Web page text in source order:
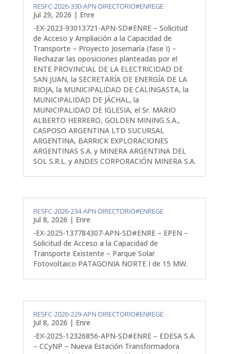
RESFC-2026-330-APN-DIRECTORIO#ENREGE
Jul 29, 2026 | Enre
-EX-2023-93013721-APN-SD#ENRE – Solicitud
de Acceso y Ampliación a la Capacidad de
Transporte – Proyecto Josemaría (fase I) –
Rechazar las oposiciones planteadas por el
ENTE PROVINCIAL DE LA ELECTRICIDAD DE
SAN JUAN, la SECRETARÍA DE ENERGÍA DE LA
RIOJA, la MUNICIPALIDAD DE CALINGASTA, la
MUNICIPALIDAD DE JÁCHAL, la
MUNICIPALIDAD DE IGLESIA, el Sr. MARIO
ALBERTO HERRERO, GOLDEN MINING S.A.,
CASPOSO ARGENTINA LTD SUCURSAL
ARGENTINA, BARRICK EXPLORACIONES
ARGENTINAS S.A. y MINERA ARGENTINA DEL
SOL S.R.L. y ANDES CORPORACIÓN MINERA S.A.
RESFC-2026-234-APN-DIRECTORIO#ENREGE
Jul 8, 2026 | Enre
-EX-2025-137784307-APN-SD#ENRE – EPEN –
Solicitud de Acceso a la Capacidad de
Transporte Existente – Parque Solar
Fotovoltaico PATAGONIA NORTE I de 15 MW.
RESFC-2026-229-APN-DIRECTORIO#ENREGE
Jul 8, 2026 | Enre
-EX-2025-12326856-APN-SD#ENRE – EDESA S.A.
– CCyNP – Nueva Estación Transformadora